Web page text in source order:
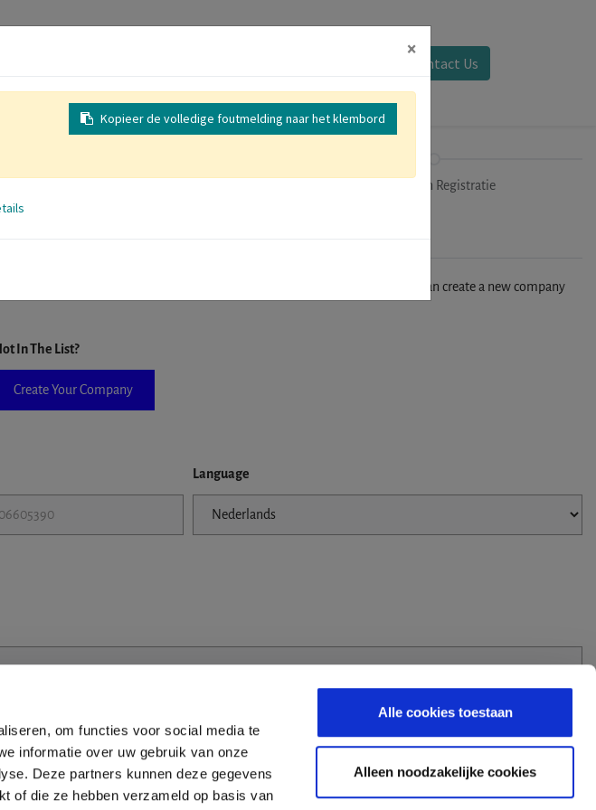
om functies voor social media te
informatie over uw gebruik van onze
Deze partners kunnen deze gegevens
of die ze hebben verzameld op basis van
Alle cookies toestaan
Alleen noodzakelijke cookies
Contact Us
Uitchecken Registratie
complete the form. If you don't find your company in our database, you can create a new company
In The List?
Create Your Company
Language
×
Kopieer de volledige foutmelding naar het klembord